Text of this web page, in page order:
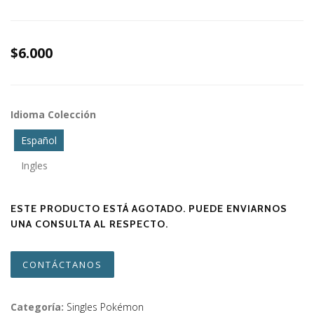
$6.000
Idioma Colección
Español
Ingles
ESTE PRODUCTO ESTÁ AGOTADO. PUEDE ENVIARNOS
UNA CONSULTA AL RESPECTO.
CONTÁCTANOS
Categoría: Singles Pokémon